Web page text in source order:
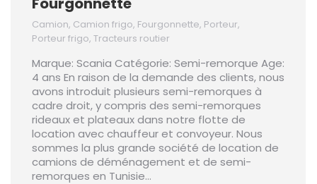
Camion, Camion frigo, Fourgonnette, Porteur,
Porteur frigo, Tracteurs routier
Marque: Scania Catégorie: Semi-remorque Age:
4 ans En raison de la demande des clients, nous
avons introduit plusieurs semi-remorques à
cadre droit, y compris des semi-remorques
rideaux et plateaux dans notre flotte de
location avec chauffeur et convoyeur. Nous
sommes la plus grande société de location de
camions de déménagement et de semi-
remorques en Tunisie…